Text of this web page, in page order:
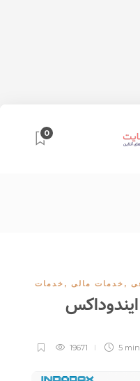
0
خدمات , خدمات مالی ,
5 min
19671